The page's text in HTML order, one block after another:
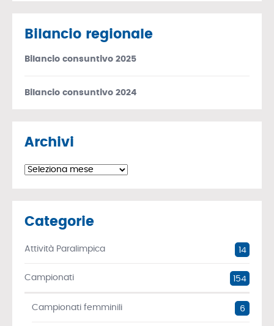
Bilancio regionale
Bilancio consuntivo 2025
Bilancio consuntivo 2024
Archivi
Archivi
Categorie
Attività Paralimpica 14
Campionati 154
Campionati femminili 6